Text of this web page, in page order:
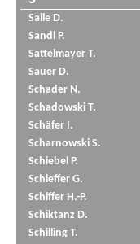
Saile D.
Sandl P.
Sattelmayer T.
Sauer D.
Schader N.
Schadowski T.
Schäfer I.
Scharnowski S.
Schiebel P.
Schieffer G.
Schiffer H.-P.
Schiktanz D.
Schilling T.